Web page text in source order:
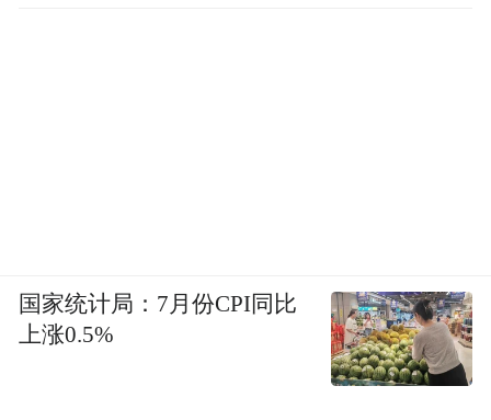
国家统计局：7月份CPI同比
上涨0.5%